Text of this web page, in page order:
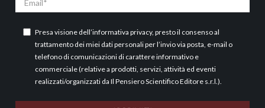
Presa visione dell’informativa privacy, presto il consenso al
trattamento dei miei dati personali per l’invio via posta, e-mail o
telefono di comunicazioni di carattere informativo e
commerciale (relative a prodotti, servizi, attività ed eventi
realizzati/organizzati da Il Pensiero Scientifico Editore s.r.l.).